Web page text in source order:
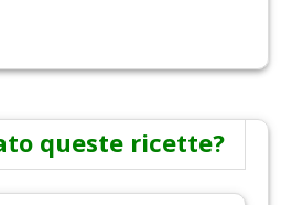
queste ricette?